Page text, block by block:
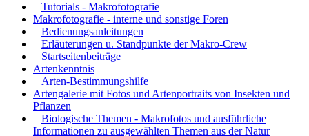
Tutorials - Makrofotografie
Makrofotografie - interne und sonstige Foren
Bedienungsanleitungen
Erläuterungen u. Standpunkte der Makro-Crew
Startseitenbeiträge
Artenkenntnis
Arten-Bestimmungshilfe
Artengalerie mit Fotos und Artenportraits von Insekten und
Pflanzen
Biologische Themen - Makrofotos und ausführliche
Informationen zu ausgewählten Themen aus der Natur